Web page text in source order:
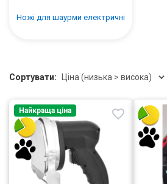
Ножі для шаурми електричні
Сортувати:
Найкраща ціна